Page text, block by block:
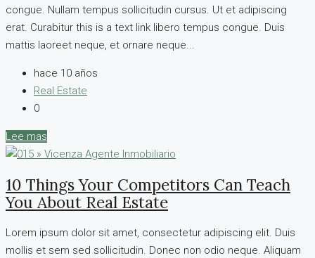
congue. Nullam tempus sollicitudin cursus. Ut et adipiscing
erat. Curabitur this is a text link libero tempus congue. Duis
mattis laoreet neque, et ornare neque...
hace 10 años
Real Estate
0
Lee mas
10 Things Your Competitors Can Teach
You About Real Estate
Lorem ipsum dolor sit amet, consectetur adipiscing elit. Duis
mollis et sem sed sollicitudin. Donec non odio neque. Aliquam